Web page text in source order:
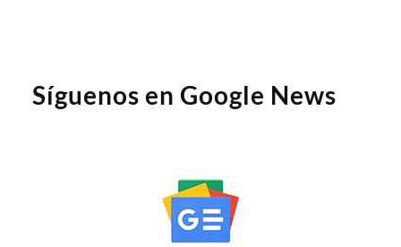
Síguenos en Google News